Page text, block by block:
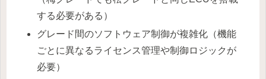
する必要がある）
グレード間のソフトウェア制御が複雑化（機能
ごとに異なるライセンス管理や制御ロジックが
必要）